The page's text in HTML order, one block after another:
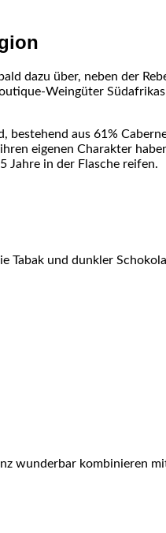
dazu über, neben der
Weingüter
aus 61%
eigenen Charakter
Jahre in der Flasche reifen.
und dunkler
wunderbar kombinieren